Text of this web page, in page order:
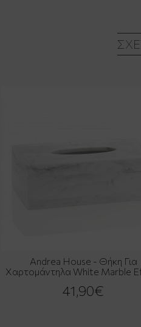
Andrea House - Θήκη Για
Χαρτομάντηλα White Marble
41,90€